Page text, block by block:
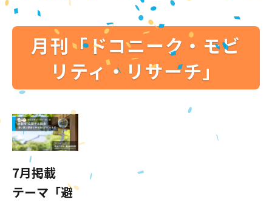
月刊「ドコニーク・モビ
リティ・リサーチ」
7月掲載
テーマ「避